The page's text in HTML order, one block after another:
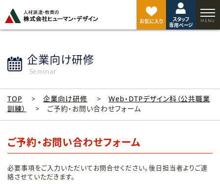
お気に入り
スタッフ
専用ページ
企業向け研修
Seminar
TOP 企業向け研修
Web・DTPデザイン科（公共職業
訓練）
ご予約・お問い合わせフォーム
ご予約・お問い合わせフォーム
必要事項をご入力いただいてお問合せください。後日担当者よりご連
絡させていただきます。
ジ
ト